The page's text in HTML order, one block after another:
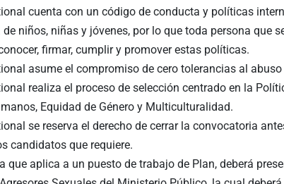
cuenta con un código de conducta y políticas
niños, niñas y jóvenes, por lo que toda persona que
firmar, cumplir y promover estas políticas.
asume el compromiso de cero tolerancias al
realiza el proceso de selección centrado en la
Equidad de Género y Multiculturalidad.
se reserva el derecho de cerrar la convocatoria
candidatos que requiere.
que aplica a un puesto de trabajo de Plan, deberá